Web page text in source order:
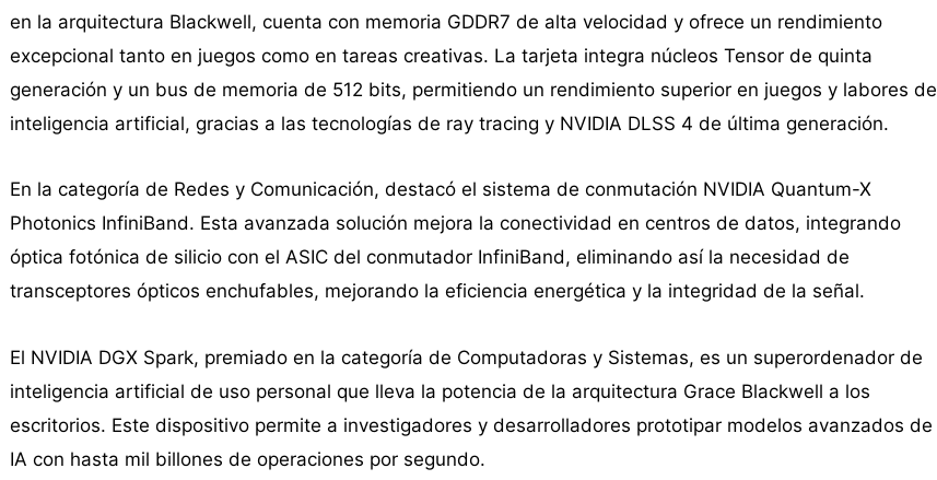
en la arquitectura Blackwell, cuenta con memoria GDDR7 de alta velocidad y ofrece un rendimiento
excepcional tanto en juegos como en tareas creativas. La tarjeta integra núcleos Tensor de quinta
generación y un bus de memoria de 512 bits, permitiendo un rendimiento superior en juegos y labores de
inteligencia artificial, gracias a las tecnologías de ray tracing y NVIDIA DLSS 4 de última generación.
En la categoría de Redes y Comunicación, destacó el sistema de conmutación NVIDIA Quantum-X
Photonics InfiniBand. Esta avanzada solución mejora la conectividad en centros de datos, integrando
óptica fotónica de silicio con el ASIC del conmutador InfiniBand, eliminando así la necesidad de
transceptores ópticos enchufables, mejorando la eficiencia energética y la integridad de la señal.
El NVIDIA DGX Spark, premiado en la categoría de Computadoras y Sistemas, es un superordenador de
inteligencia artificial de uso personal que lleva la potencia de la arquitectura Grace Blackwell a los
escritorios. Este dispositivo permite a investigadores y desarrolladores prototipar modelos avanzados de
IA con hasta mil billones de operaciones por segundo.